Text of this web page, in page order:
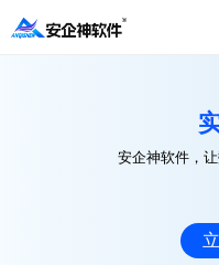
安企神软件，